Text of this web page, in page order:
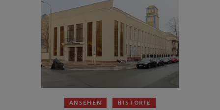
ANSEHEN HISTORIE